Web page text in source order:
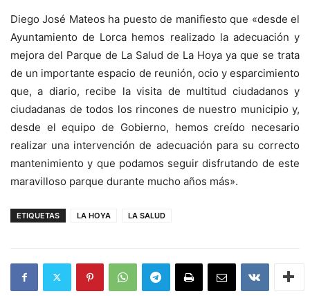
Diego José Mateos ha puesto de manifiesto que «desde el
Ayuntamiento de Lorca hemos realizado la adecuación y
mejora del Parque de La Salud de La Hoya ya que se trata
de un importante espacio de reunión, ocio y esparcimiento
que, a diario, recibe la visita de multitud ciudadanos y
ciudadanas de todos los rincones de nuestro municipio y,
desde el equipo de Gobierno, hemos creído necesario
realizar una intervención de adecuación para su correcto
mantenimiento y que podamos seguir disfrutando de este
maravilloso parque durante mucho años más».
ETIQUETAS LA HOYA LA SALUD